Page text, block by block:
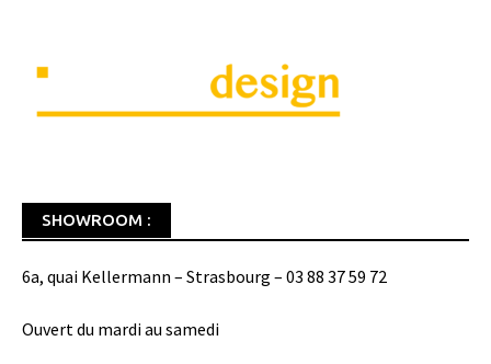
SHOWROOM :
6a, quai Kellermann – Strasbourg – 03 88 37 59 72
Ouvert du mardi au samedi